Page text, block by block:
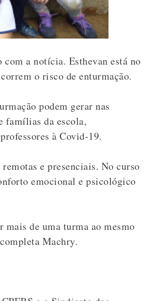
a notícia. Esthevan está no
o risco de enturmação.
podem gerar nas
famílias da escola,
à Covid-19.
e presenciais. No curso
emocional e psicológico
mais de uma turma ao mesmo
Machry.